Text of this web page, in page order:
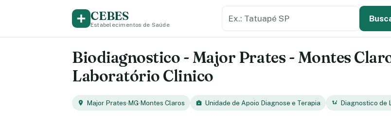
CEBES
Estabelecimentos de Saúde
Biodiagnostico - Major Prates - Montes
Laboratório Clinico
Major Prates·MG·Montes Claros Unidade de Apoio Diagnose e Terapia Diagnostico de